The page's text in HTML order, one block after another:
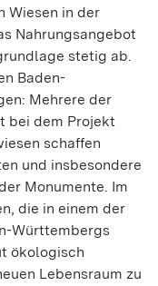
Wiesen in der
Nahrungsangebot
stetig ab.
Baden-
Mehrere der
bei dem Projekt
schaffen
und insbesondere
Monumente. Im
die in einem der
Württembergs
ökologisch
Lebensraum zu